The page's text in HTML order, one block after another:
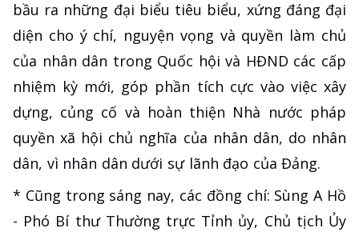
bầu ra những đại biểu tiêu biểu, xứng đáng đại
diện cho ý chí, nguyện vọng và quyền làm chủ
của nhân dân trong Quốc hội và HĐND các cấp
nhiệm kỳ mới, góp phần tích cực vào việc xây
dựng, củng cố và hoàn thiện Nhà nước pháp
quyền xã hội chủ nghĩa của nhân dân, do nhân
dân, vì nhân dân dưới sự lãnh đạo của Đảng.
* Cũng trong sáng nay, các đồng chí: Sùng A Hồ
- Phó Bí thư Thường trực Tỉnh ủy, Chủ tịch Ủy